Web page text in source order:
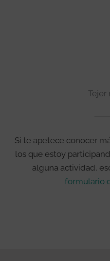
Tejer
Si te apetece conocer
los que estoy
alguna actividad,
formulario